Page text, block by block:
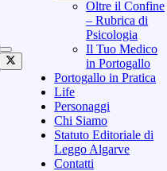
Oltre il Confine
– Rubrica di
Psicologia
Il Tuo Medico
in Portogallo
Portogallo in Pratica
Life
Personaggi
Chi Siamo
Statuto Editoriale di
Leggo Algarve
Contatti